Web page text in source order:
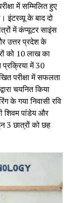
में सम्मिलित हुए
इंटरव्यू के बाद दो
में कंप्यूटर साइंस
उत्तर प्रदेश के
को 10 लाख का
में 30
परीक्षा में सफलता
चयनित किया
के गया निवासी रवि
शिवम पांडेय और
3 छात्रों को छह